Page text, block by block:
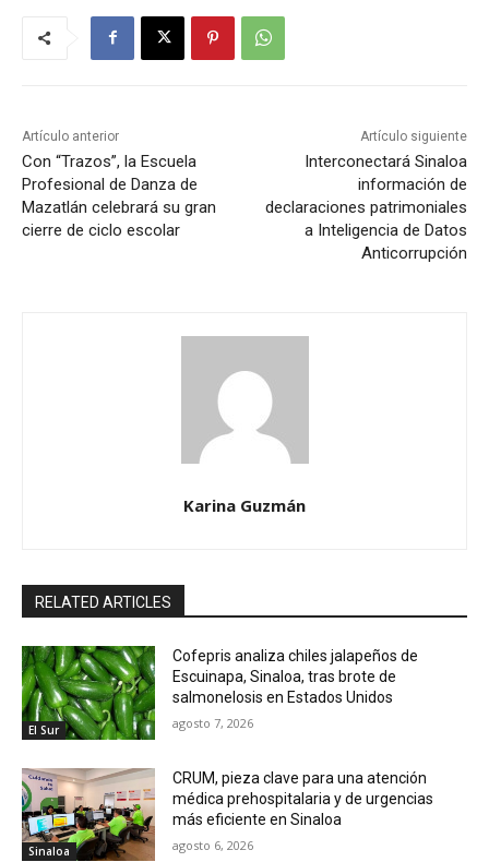
Artículo anterior
Con “Trazos”, la Escuela
Profesional de Danza de
Mazatlán celebrará su gran
cierre de ciclo escolar
Artículo siguiente
Interconectará Sinaloa
información de
declaraciones patrimoniales
a Inteligencia de Datos
Anticorrupción
Karina Guzmán
RELATED ARTICLES
El Sur
Cofepris analiza chiles jalapeños de
Escuinapa, Sinaloa, tras brote de
salmonelosis en Estados Unidos
agosto 7, 2026
Sinaloa
CRUM, pieza clave para una atención
médica prehospitalaria y de urgencias
más eficiente en Sinaloa
agosto 6, 2026